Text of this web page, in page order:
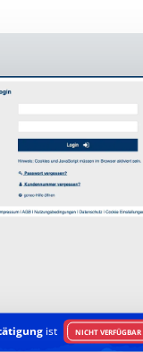
ist NICHT VERFÜGBAR